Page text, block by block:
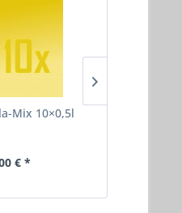
Mix 10×0,5l
€ *